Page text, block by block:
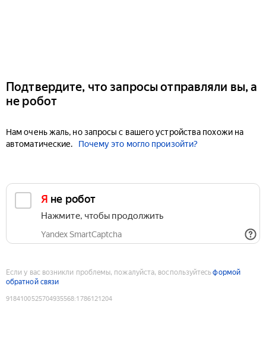
Подтвердите, что запросы отправляли вы, а
не робот
Нам очень жаль, но запросы с вашего устройства похожи на
автоматические.
Почему это могло произойти?
Я не робот
Нажмите, чтобы продолжить
Yandex SmartCaptcha
Если у вас возникли проблемы, пожалуйста, воспользуйтесьформой
обратной связи
9184100525704935568:1786121204